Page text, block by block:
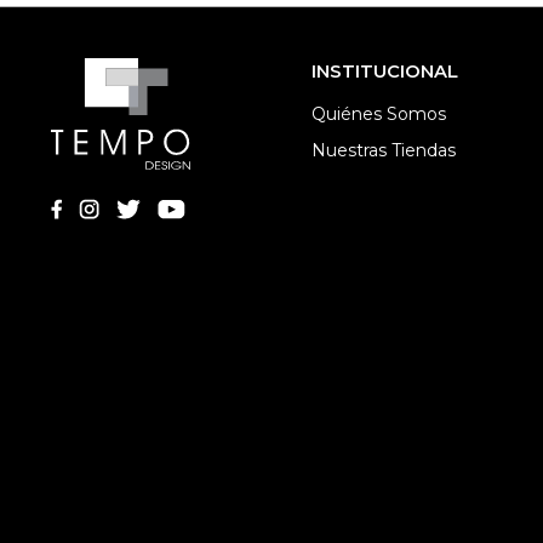
INSTITUCIONAL
Quiénes Somos
Nuestras Tiendas